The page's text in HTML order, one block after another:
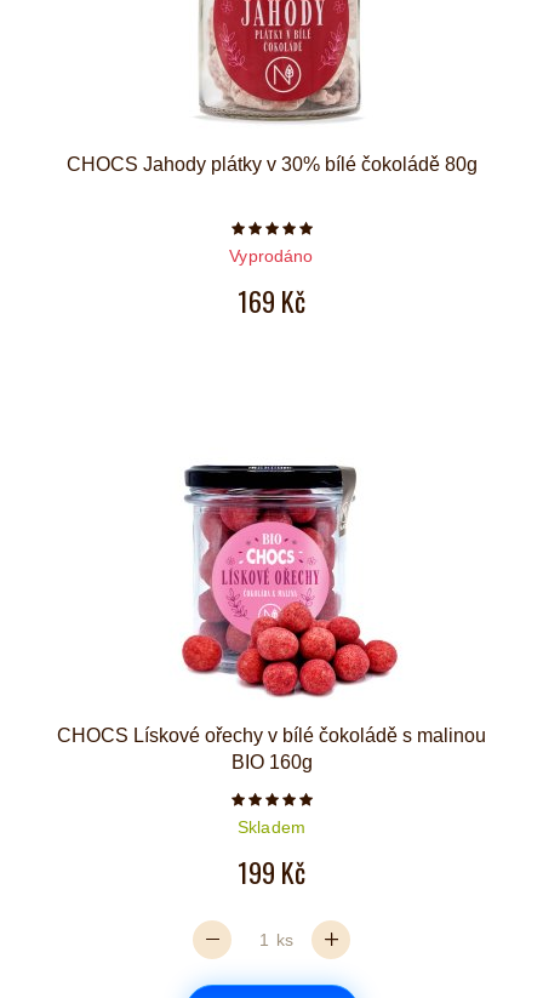
CHOCS Jahody plátky v 30% bílé čokoládě 80g
Počet hvězdiček je 5 z 5
Vyprodáno
169 Kč
CHOCS Lískové ořechy v bílé čokoládě s malinou
BIO 160g
Počet hvězdiček je 5 z 5
Skladem
199 Kč
ks